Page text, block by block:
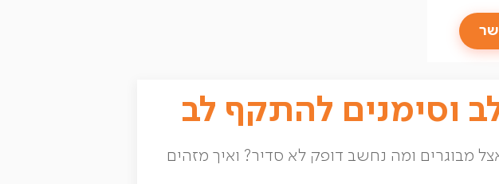
וסימנים להתקף לב
מבוגרים ומה נחשב דופק לא סדיר? ואיך מזהים